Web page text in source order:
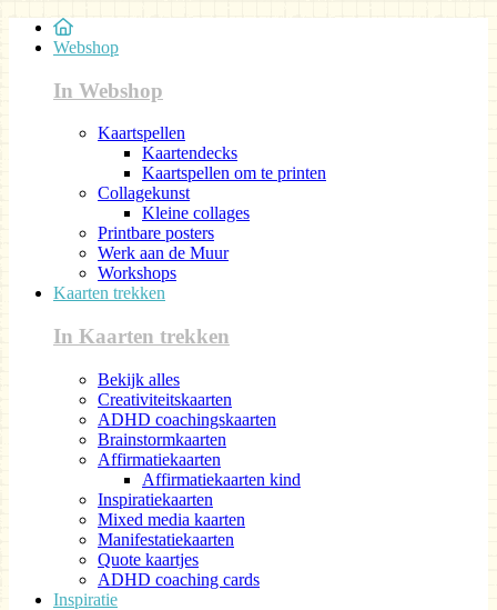
Webshop
In Webshop
Kaartspellen
Kaartendecks
Kaartspellen om te printen
Collagekunst
Kleine collages
Printbare posters
Werk aan de Muur
Workshops
Kaarten trekken
In Kaarten trekken
Bekijk alles
Creativiteitskaarten
ADHD coachingskaarten
Brainstormkaarten
Affirmatiekaarten
Affirmatiekaarten kind
Inspiratiekaarten
Mixed media kaarten
Manifestatiekaarten
Quote kaartjes
ADHD coaching cards
Inspiratie